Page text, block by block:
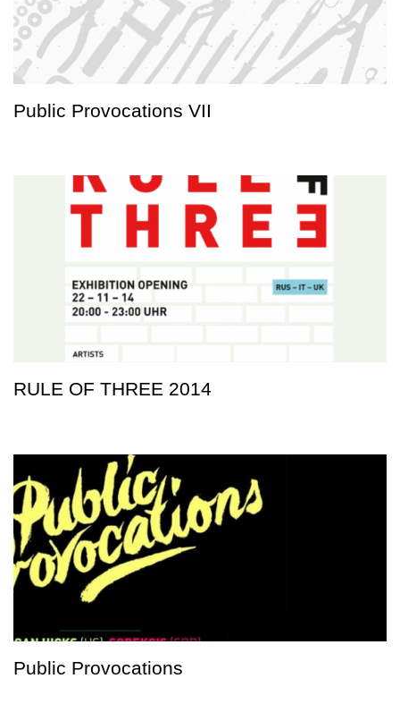
Public Provocations VII
RULE OF THREE 2014
Public Provocations